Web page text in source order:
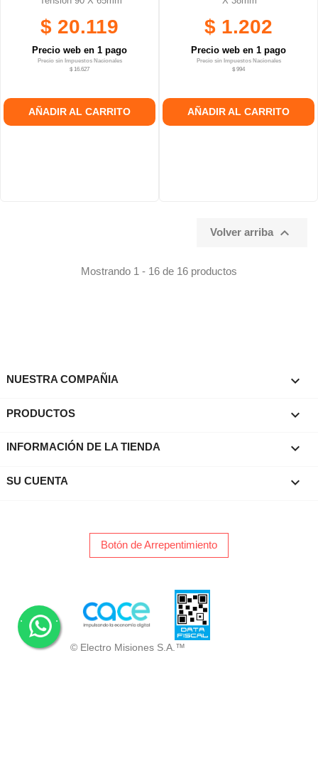
$ 20.119
Precio web en 1 pago
Precio sin Impuestos Nacionales
$ 16.627
AÑADIR AL CARRITO
$ 1.202
Precio web en 1 pago
Precio sin Impuestos Nacionales
$ 994
AÑADIR AL CARRITO
Volver arriba 
Mostrando 1 - 16 de 16 productos
NUESTRA COMPAÑIA 
PRODUCTOS 
INFORMACIÓN DE LA TIENDA keyboard_arrow_down
SU CUENTA 
Botón de Arrepentimiento
© Electro Misiones S.A.™
. .